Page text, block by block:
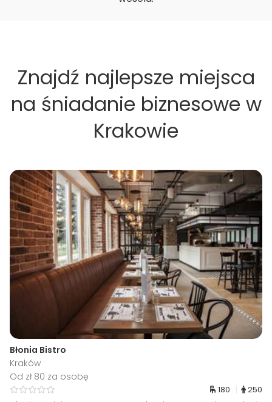
Znajdź najlepsze miejsca
na śniadanie biznesowe w
Krakowie
Błonia Bistro
Kraków
Od zł 80 za osobę
180 250